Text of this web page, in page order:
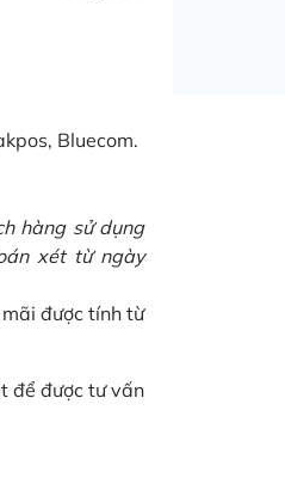
Bluecom.
hàng sử dụng
xét từ ngày
được tính từ
để được tư vấn